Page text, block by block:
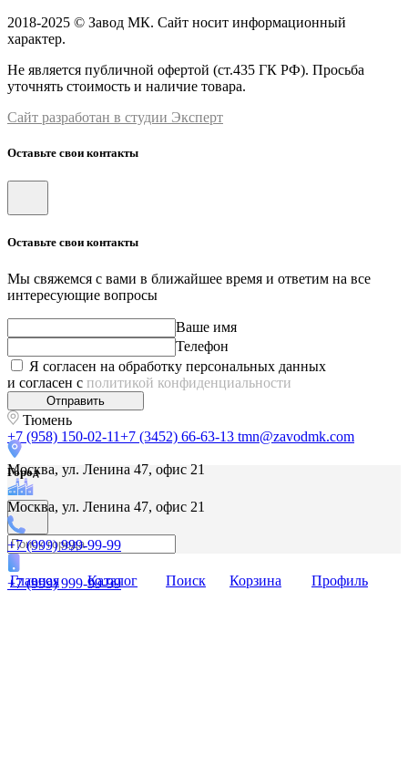
Москва, ул. Ленина 47, офис 21
Москва, ул. Ленина 47, офис 21
+7 (999) 999-99-99
+7 (999) 999-99-99
2018-2025 © Завод МК. Сайт носит информационный
характер.
Не является публичной офертой (ст.435 ГК РФ). Просьба
уточнять стоимость и наличие товара.
Сайт разработан в студии Эксперт
Оставьте свои контакты
Оставьте свои контакты
Мы свяжемся с вами в ближайшее время и ответим на все
интересующие вопросы
Ваше имя
Телефон
Я согласен на обработку персональных данных
и согласен с политикой конфиденциальности
Отправить
Тюмень
+7 (958) 150-02-11+7 (3452) 66-63-13 tmn@zavodmk.com
Город
Главная Каталог Поиск Корзина Профиль